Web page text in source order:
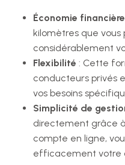
Économie financière
kilomètres que vous
considérablement
Flexibilité : Cette
conducteurs privés
vos besoins
Simplicité de
directement grâce à
compte en ligne,
efficacement votre